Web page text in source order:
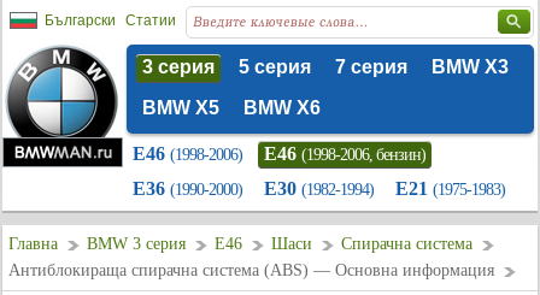
Български Статии
3 серия 5 серия 7 серия
BMW X3
BMW X5
BMW X6
E46 (1998-2006) E46 (1998-2006, бензин)
E36 (1990-2000) E30 (1982-1994) E21 (1975-1983)
Главна BMW 3 серия E46 Шаси
Спирачна система
Антиблокираща спирачна система (ABS) — Основна информация